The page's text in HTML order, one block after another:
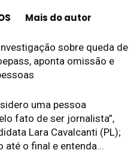
Mais do autor
sobre queda de
aponta omissão e
uma pessoa
fato de ser jornalista”,
Lara Cavalcanti (PL);
até o final e entenda...